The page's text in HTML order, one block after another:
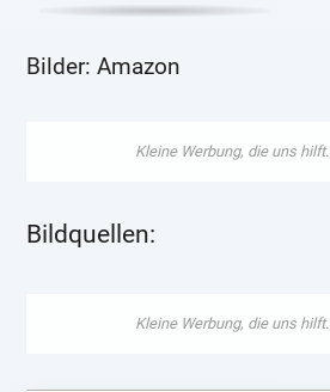
Bilder: Amazon
Bildquellen: